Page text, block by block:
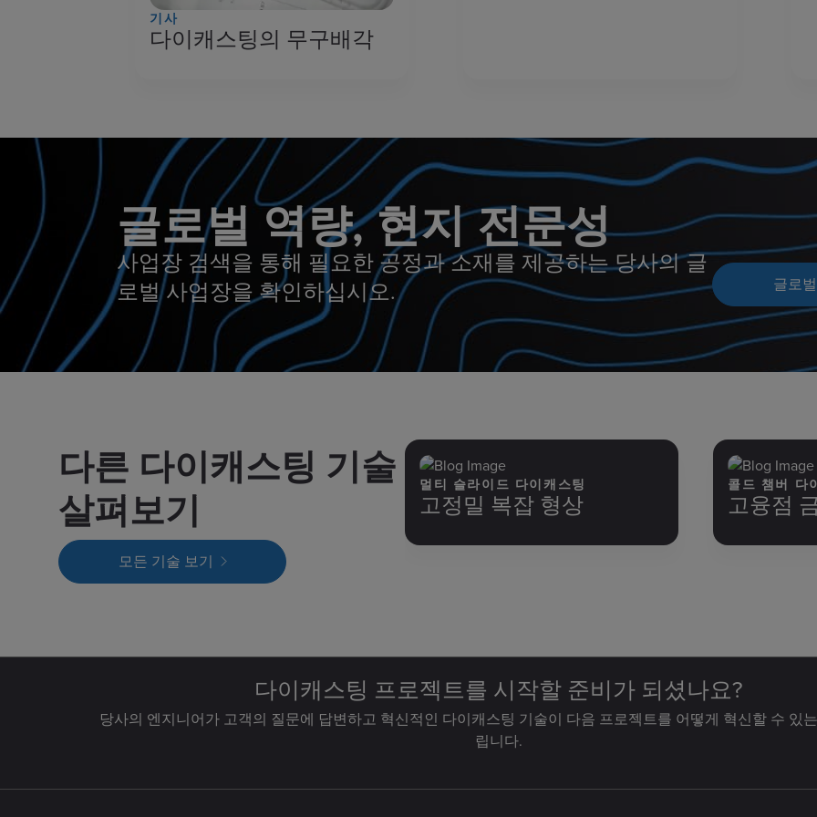
기사
다이캐스팅의 무구배각
글로벌 역량, 현지 전문성
사업장 검색을 통해 필요한 공정과 소재를 제공하는 당사의 글
로벌 사업장을 확인하십시오.
글로
다른 다이캐스팅 기술
살펴보기
모든 기술 보기
멀티 슬라이드 다이캐스팅
고정밀 복잡 형상
콜드 챔버 다
고융점
다이캐스팅 프로젝트를 시작할 준비가 되셨나요?
당사의 엔지니어가 고객의 질문에 답변하고 혁신적인 다이캐스팅 기술이 다음 프로젝트를 어떻게 혁신할 수 있
립니다.